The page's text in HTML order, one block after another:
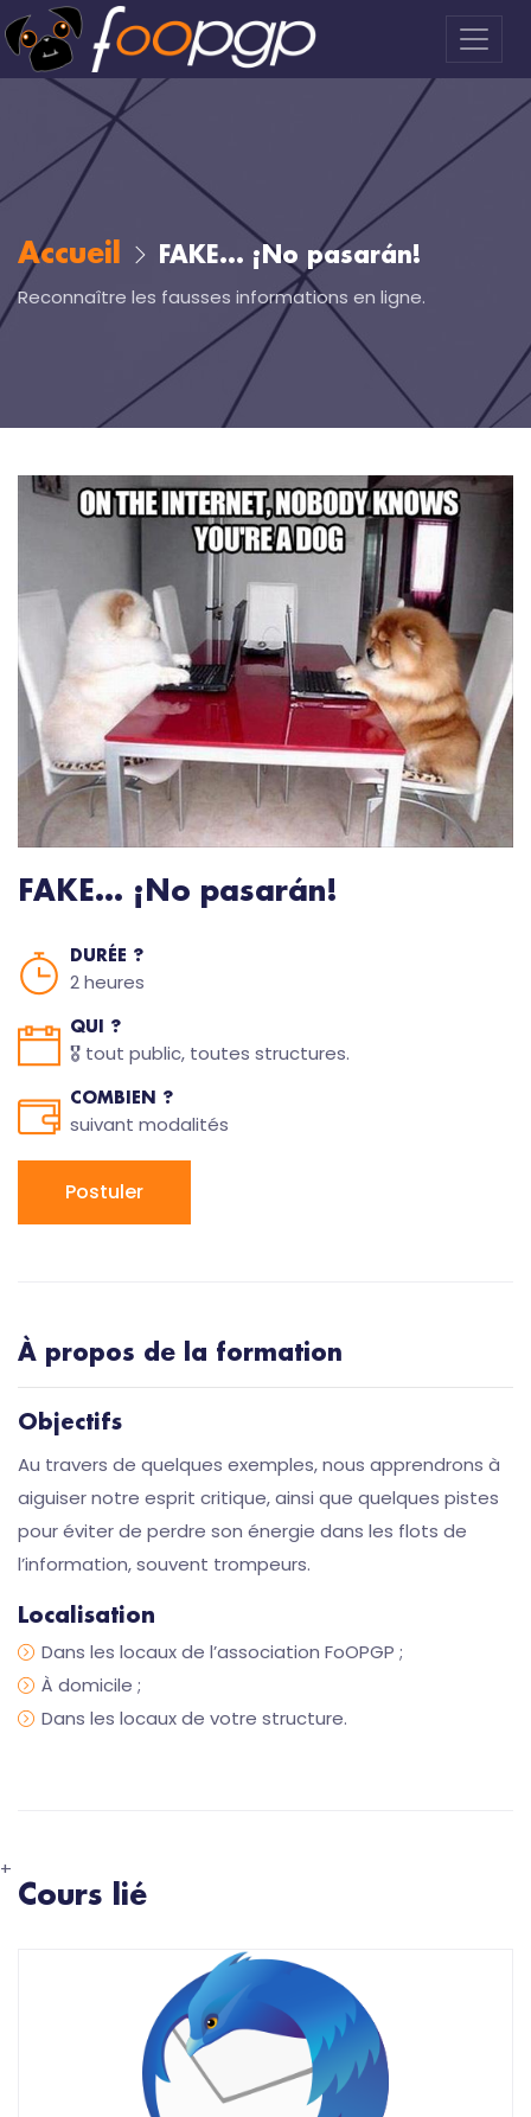
Accueil FAKE... ¡No pasarán!
Reconnaître les fausses informations en ligne.
FAKE... ¡No pasarán!
DURÉE ?
2 heures
QUI ?
🎖️ tout public, toutes structures.
COMBIEN ?
suivant modalités
Postuler
À propos de la formation
Objectifs
Au travers de quelques exemples, nous apprendrons à
aiguiser notre esprit critique, ainsi que quelques pistes
pour éviter de perdre son énergie dans les flots de
l’information, souvent trompeurs.
Localisation
Dans les locaux de l’association FoOPGP ;
À domicile ;
Dans les locaux de votre structure.
+
Cours lié